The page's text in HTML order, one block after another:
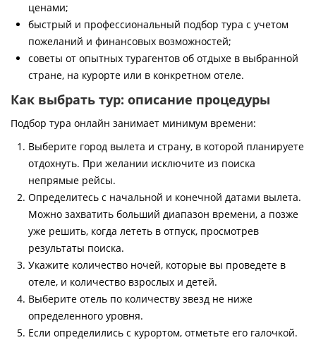
ценами;
быстрый и профессиональный подбор тура с учетом
пожеланий и финансовых возможностей;
советы от опытных турагентов об отдыхе в выбранной
стране, на курорте или в конкретном отеле.
Как выбрать тур: описание процедуры
Подбор тура онлайн занимает минимум времени:
Выберите город вылета и страну, в которой планируете
отдохнуть. При желании исключите из поиска
непрямые рейсы.
Определитесь с начальной и конечной датами вылета.
Можно захватить больший диапазон времени, а позже
уже решить, когда лететь в отпуск, просмотрев
результаты поиска.
Укажите количество ночей, которые вы проведете в
отеле, и количество взрослых и детей.
Выберите отель по количеству звезд не ниже
определенного уровня.
Если определились с курортом, отметьте его галочкой.